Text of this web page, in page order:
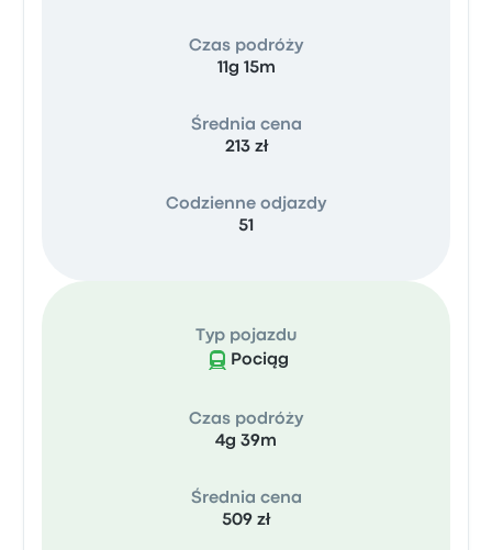
Czas podróży
11g 15m
Średnia cena
213 zł
Codzienne odjazdy
51
Typ pojazdu
Pociąg
Czas podróży
4g 39m
Średnia cena
509 zł